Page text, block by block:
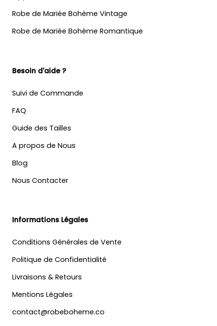
Robe de Mariée Bohème Vintage
Robe de Mariée Bohème Romantique
Besoin d'aide ?
Suivi de Commande
FAQ
Guide des Tailles
A propos de Nous
Blog
Nous Contacter
Informations Légales
Conditions Générales de Vente
Politique de Confidentialité
Livraisons & Retours
Mentions Légales
contact@robeboheme.co